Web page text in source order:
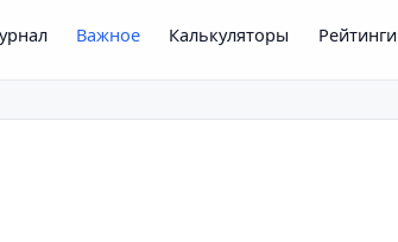
Важное Калькуляторы Рейтинги